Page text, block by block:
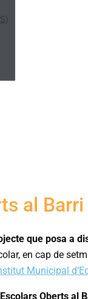
al Barri
que posa a
en cap de
Municipal
Oberts al